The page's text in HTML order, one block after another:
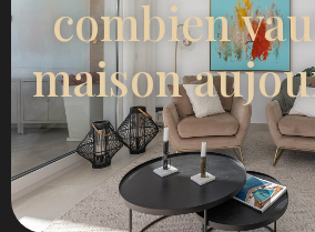
Appel
WhatsApp
combien
maison